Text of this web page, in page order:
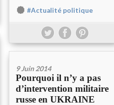
#Actualité politique
9 Juin 2014
Pourquoi il n’y a pas
d’intervention militaire
russe en UKRAINE